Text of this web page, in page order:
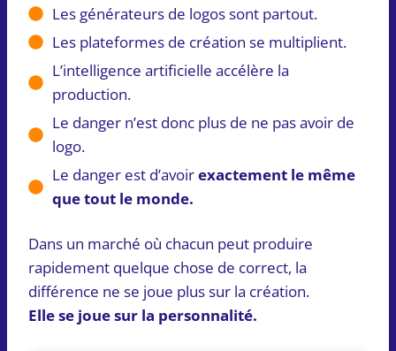
Les générateurs de logos sont partout.
Les plateformes de création se multiplient.
L’intelligence artificielle accélère la
production.
Le danger n’est donc plus de ne pas avoir de
logo.
Le danger est d’avoirexactement le même
que tout le monde.
Dans un marché où chacun peut produire
rapidement quelque chose de correct, la
différence ne se joue plus sur la création.
Elle se joue sur la personnalité.